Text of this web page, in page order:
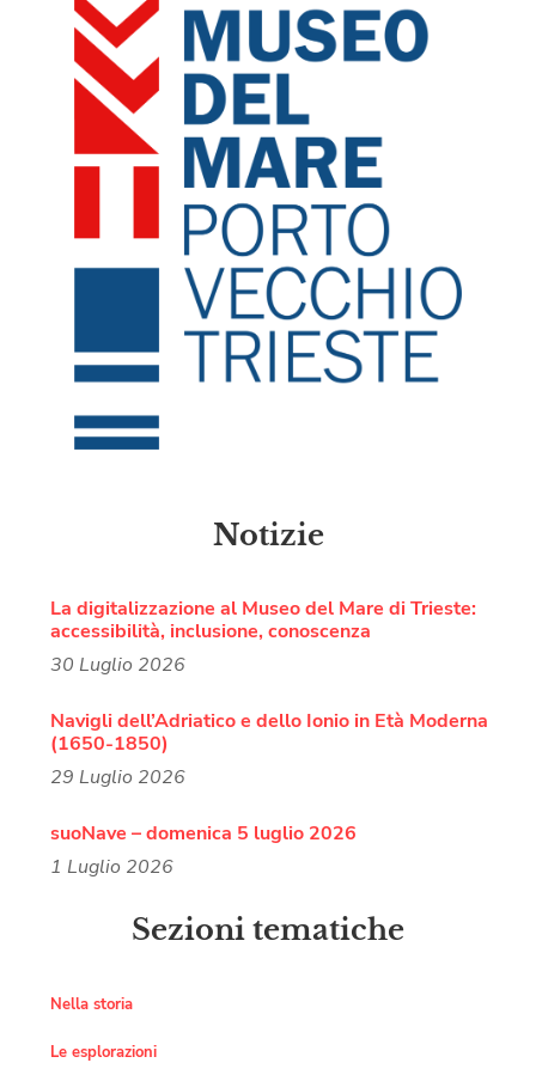
Notizie
La digitalizzazione al Museo del Mare di Trieste:
accessibilità, inclusione, conoscenza
30 Luglio 2026
Navigli dell’Adriatico e dello Ionio in Età Moderna
(1650-1850)
29 Luglio 2026
suoNave – domenica 5 luglio 2026
1 Luglio 2026
Sezioni tematiche
Nella storia
Le esplorazioni